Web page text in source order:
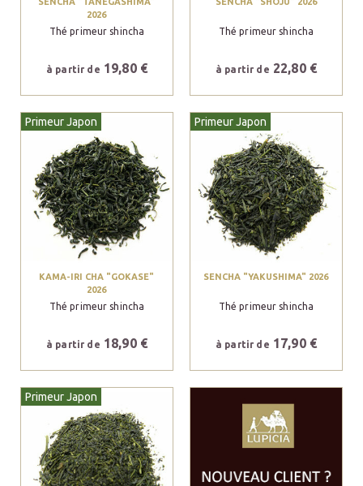
2026
Thé primeur shincha
à partir de 19,80 €
Thé primeur shincha
à partir de 22,80 €
Primeur Japon
KAMA-IRI CHA "GOKASE"
2026
Thé primeur shincha
à partir de 18,90 €
Primeur Japon
SENCHA "YAKUSHIMA" 2026
Thé primeur shincha
à partir de 17,90 €
Primeur Japon